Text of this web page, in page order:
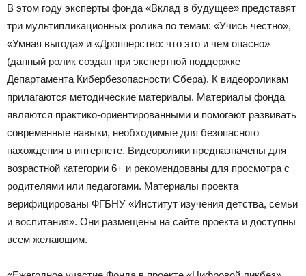
В этом году эксперты фонда «Вклад в будущее» представят
три мультипликационных ролика по темам: «Учись честно»,
«Умная выгода» и «Дропперство: что это и чем опасно»
(данный ролик создан при экспертной поддержке
Департамента Кибербезопасности Сбера). К видеороликам
прилагаются методические материалы. Материалы фонда
являются практико-ориентированными и помогают развивать
современные навыки, необходимые для безопасного
нахождения в интернете. Видеоролики предназначены для
возрастной категории 6+ и рекомендованы для просмотра с
родителями или педагогами. Материалы проекта
верифицированы ФГБНУ «Институт изучения детства, семьи
и воспитания». Они размещены на сайте проекта и доступны
всем желающим.